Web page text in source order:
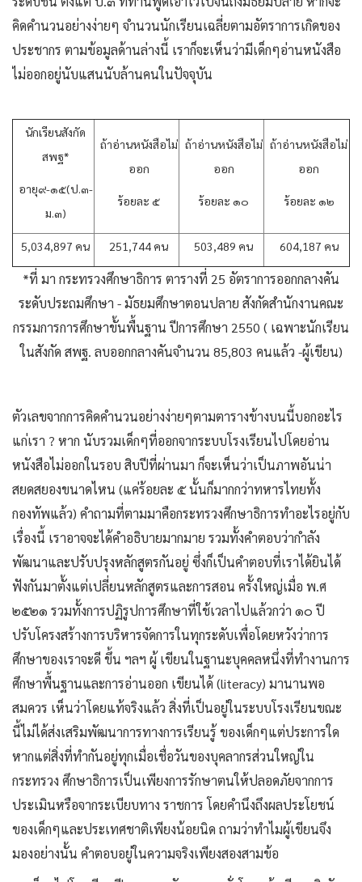
คิดคำนวนอย่างง่ายๆ จำนวนนักเรียนเฉลี่ยตามอัตราการเกิดของ
ประชากร ตามข้อมูลด้านล่างนี้ เราก็จะเห็นว่ามีเด็กๆอ่านหนังสือ
ไม่ออกอยู่นับแสนนับล้านคนในปัจจุบัน
นักเรียนสังกัด
สพฐ*
อายุ๙-๑๕(ป.๓-
ม.๓)
ถ้าอ่านหนังสือไม่
ออก
ร้อยละ ๕
ถ้าอ่านหนังสือไม่
ออก
ร้อยละ ๑๐
ถ้าอ่านหนังสือไม่
ออก
ร้อยละ ๑๒
5,034,897 คน 251,744 คน 503,489 คน 604,187 คน
*ที่ มา กระทรวงศึกษาธิการ ตารางที่ 25 อัตราการออกกลางคัน
ระดับประถมศึกษา - มัธยมศึกษาตอนปลาย สังกัดสำนักงานคณะ
กรรมการการศึกษาขั้นพื้นฐาน ปีการศึกษา 2550 ( เฉพาะนักเรียน
ในสังกัด สพฐ. ลบออกกลางคันจำนวน 85,803 คนแล้ว -ผู้เขียน)
ตัวเลขจากการคิดคำนวนอย่างง่ายๆตามตารางข้างบนนี้บอกอะไร
แก่เรา ? หาก นับรวมเด็กๆที่ออกจากระบบโรงเรียนไปโดยอ่าน
หนังสือไม่ออกในรอบ สิบปีที่ผ่านมา ก็จะเห็นว่าเป็นภาพอันน่า
สยดสยองขนาดไหน (แค่ร้อยละ ๕ นั้นก็มากกว่าทหารไทยทั้ง
กองทัพแล้ว) คำถามที่ตามมาคือกระทรวงศึกษาธิการทำอะไรอยู่กับ
เรื่องนี้ เราอาจจะได้คำอธิบายมากมาย รวมทั้งคำตอบว่ากำลัง
พัฒนาและปรับปรุงหลักสูตรกันอยู่ ซึ่งก็เป็นคำตอบที่เราได้ยินได้
ฟังกันมาตั้งแต่เปลี่ยนหลักสูตรและการสอน ครั้งใหญ่เมื่อ พ.ศ
๒๕๒๑ รวมทั้งการปฏิรูปการศึกษาที่ใช้เวลาไปแล้วกว่า ๑๐ ปี
ปรับโครงสร้างการบริหารจัดการในทุกระดับเพื่อโดยหวังว่าการ
ศึกษาของเราจะดี ขึ้น ฯลฯ ผู้ เขียนในฐานะบุคคลหนึ่งที่ทำงานการ
ศึกษาพื้นฐานและการอ่านออก เขียนได้ (literacy) มานานพอ
สมควร เห็นว่าโดยแท้จริงแล้ว สิ่งที่เป็นอยู่ในระบบโรงเรียนขณะ
นี้ไม่ได้ส่งเสริมพัฒนาการทางการเรียนรู้ ของเด็กๆแต่ประการใด
หากแต่สิ่งที่ทำกันอยู่ทุกเมื่อเชื่อวันของบุคลากรส่วนใหญ่ใน
กระทรวง ศึกษาธิการเป็นเพียงการรักษาตนให้ปลอดภัยจากการ
ประเมินหรือจากระเบียบทาง ราชการ โดยคำนึงถึงผลประโยชน์
ของเด็กๆและประเทศชาติเพียงน้อยนิด ถามว่าทำไมผู้เขียนจึง
มองอย่างนั้น คำตอบอยู่ในความจริงเพียงสองสามข้อ